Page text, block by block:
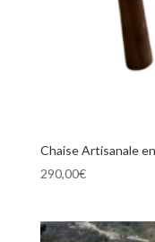
Chaise Artisanale
290,00€